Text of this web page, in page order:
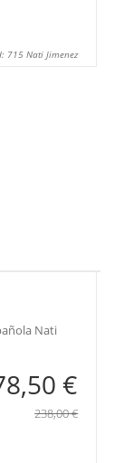
715 Nati Jimenez
Nati
€
238,00 €